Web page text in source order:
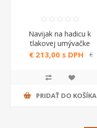
Navijak na hadicu k
tlakovej umývačke
6.608.0077 Fasa
€ 213,00 s DPH
€
PRIDAŤ DO KOŠÍKA